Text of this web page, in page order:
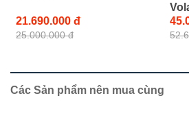
21.690.000 đ
25.000.000 đ
Các Sản phẩm nên mua cùng